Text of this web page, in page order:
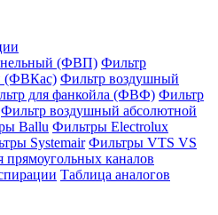
(ФВП) Фильтр
(ФВКас) Фильтр воздушный
для фанкойла (ФВФ) Фильтр
Фильтр воздушный абсолютной
Ballu Фильтры Electrolux
Systemair Фильтры VTS VS
прямоугольных каналов
Таблица аналогов